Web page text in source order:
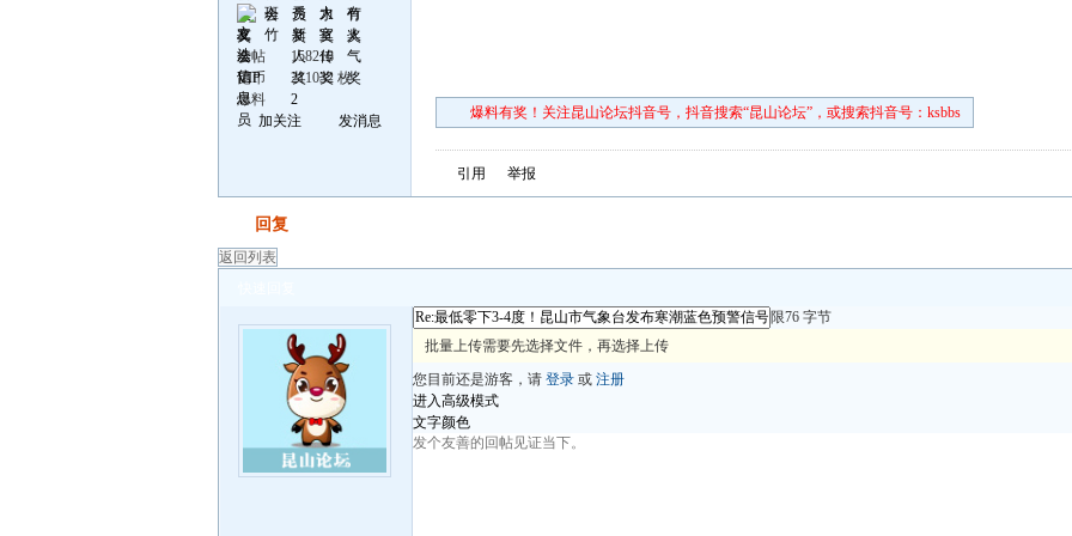
发帖
158218
昆币
211032 枚
爆料
2
加关注
发消息 爆料有奖！关注昆山论坛抖音号，抖音搜索“昆山论坛”，或搜索抖音号：ksbbs
引用 举报
回复
返回列表
限76 字节
批量上传需要先选择文件，再选择上传
您目前还是游客，请 登录 或 注册
进入高级模式
文字颜色